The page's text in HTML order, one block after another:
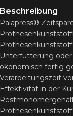
Beschreibung
Palapress®
Unterfütterung oder
ökonomisch fertig
Verarbeitungszeit
Effektivität in der